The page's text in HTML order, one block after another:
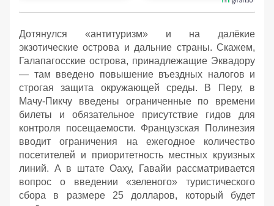
Дотянулся «антитуризм» и на далёкие
экзотические острова и дальние страны. Скажем,
Галапагосские острова, принадлежащие Эквадору
— там введено повышение въездных налогов и
строгая защита окружающей среды. В Перу, в
Мачу-Пикчу введены ограниченные по времени
билеты и обязательное присутствие гидов для
контроля посещаемости. Французская Полинезия
вводит ограничения на ежегодное количество
посетителей и приоритетность местных круизных
линий. А в штате Оаху, Гавайи рассматривается
вопрос о введении «зеленого» туристического
сбора в размере 25 долларов, который будет